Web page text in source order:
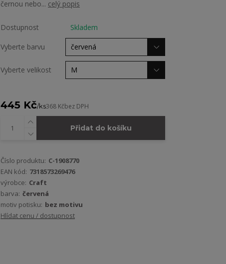
černou nebo... celý popis
Dostupnost Skladem
Vyberte barvu
Vyberte velikost
445 Kč/ks368 Kčbez DPH
Přidat do košíku
Číslo produktu: C-1908770
EAN kód: 7318573269476
výrobce: Craft
barva: červená
motiv potisku: bez motivu
Hlídat cenu / dostupnost